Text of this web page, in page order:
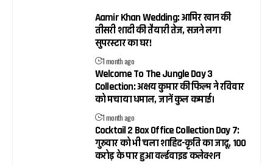
Aamir Khan Wedding: आमिर खान की
तीसरी शादी की तैयारी तेज, सजने लगा
सुपरस्टार का घर!
1 month ago
Welcome To The Jungle Day 3
Collection: अक्षय कुमार की फिल्म ने रविवार
को मचाया धमाल, जानें कुल कमाई।
1 month ago
Cocktail 2 Box Office Collection Day 7:
गुरुवार को भी चला शाहिद-कृति का जादू, 100
करोड़ के पार हुआ वर्ल्डवाइड कलेक्शन